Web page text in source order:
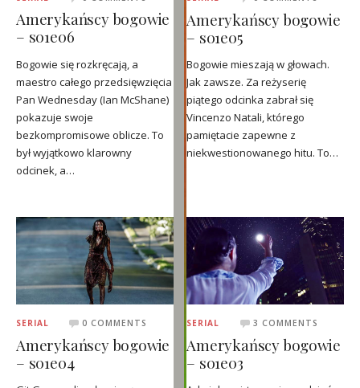
Amerykańscy bogowie
– s01e06
Bogowie się rozkręcają, a
maestro całego przedsięwzięcia
Pan Wednesday (Ian McShane)
pokazuje swoje
bezkompromisowe oblicze. To
był wyjątkowo klarowny
odcinek, a…
Amerykańscy bogowie
– s01e05
Bogowie mieszają w głowach.
Jak zawsze. Za reżyserię
piątego odcinka zabrał się
Vincenzo Natali, którego
pamiętacie zapewne z
niekwestionowanego hitu. To…
SERIAL 0 COMMENTS
Amerykańscy bogowie
– s01e04
SERIAL 3 COMMENTS
Amerykańscy bogowie
– s01e03